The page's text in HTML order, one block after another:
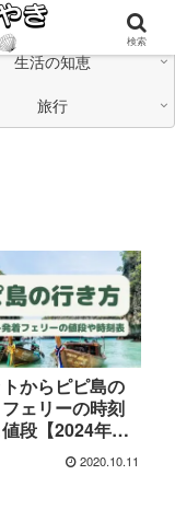
発信中
生活の知恵
旅行
からピピ島の
ェリーの時刻
段【2024年最
2020.10.11
検索